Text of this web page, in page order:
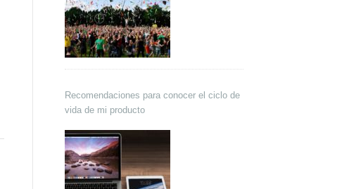
Recomendaciones para conocer el ciclo de
vida de mi producto